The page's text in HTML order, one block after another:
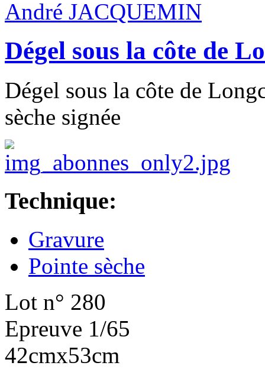
André JACQUEMIN
Dégel sous la côte de
Dégel sous la côte de
sèche signée
Technique:
Gravure
Pointe sèche
Lot n° 280
Epreuve 1/65
42cmx53cm